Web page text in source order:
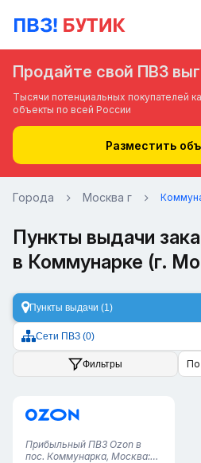
Продайте свой ПВЗ
Тысячи потенциальных покупателей
объекты по всей России
Разместить
Города Москва г
Пункты выдачи
в Коммунарке (г.
Пункты выдачи (1)
Сети ПВЗ (0)
Фильтры По
Прибыльный ПВЗ Ozon в
пос. Коммунарка, Москва: